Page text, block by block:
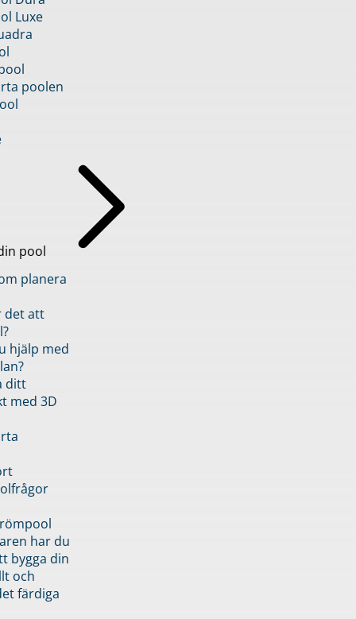
Luxe
poolen
pool
planera
det att
hjälp med
ditt
med 3D
har du
bygga din
och
färdiga